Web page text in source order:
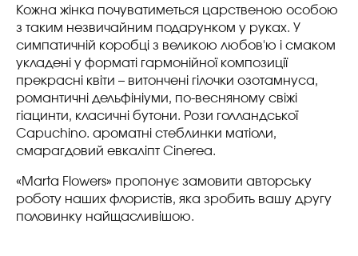
Кожна жінка почуватиметься царственою особою
з таким незвичайним подарунком у руках. У
симпатичній коробці з великою любов'ю і смаком
укладені у форматі гармонійної композиції
прекрасні квіти – витончені гілочки озотамнуса,
романтичні дельфініуми, по-весняному свіжі
гіацинти, класичні бутони. Рози голландської
Capuchino. ароматні стеблинки матіоли,
смарагдовий евкаліпт Cinerea.
«Marta Flowers» пропонує замовити авторську
роботу наших флористів, яка зробить вашу другу
половинку найщасливішою.